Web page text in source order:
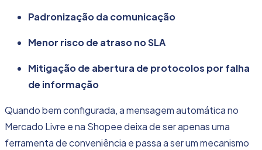
Padronização da comunicação
Menor risco de atraso noSLA
Mitigação de abertura de protocolos por falha
de informação
Quando bem configurada, a mensagem automática no
Mercado Livre e na Shopee deixa de ser apenas uma
ferramenta de conveniência e passa a ser um mecanismo